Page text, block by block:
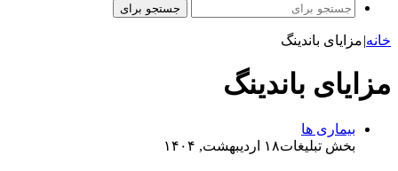
جستجو برای
خانه|مزایای باندینگ
مزایای باندینگ
بیماری ها
بخش تبلیغات۱۸ اردیبهشت, ۱۴۰۴